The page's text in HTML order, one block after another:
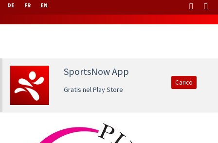
DE FR EN
SportsNow App
Gratis nel Play Store
Carico